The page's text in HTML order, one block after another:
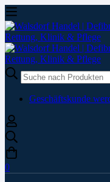
Suche
nach:
Geschäftskunde
0